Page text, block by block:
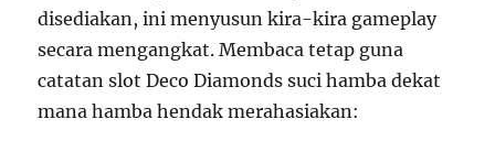
disediakan, ini menyusun kira-kira gameplay
secara mengangkat. Membaca tetap guna
catatan slot Deco Diamonds suci hamba dekat
mana hamba hendak merahasiakan: